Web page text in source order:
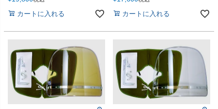
カートに入れる カートに入れる